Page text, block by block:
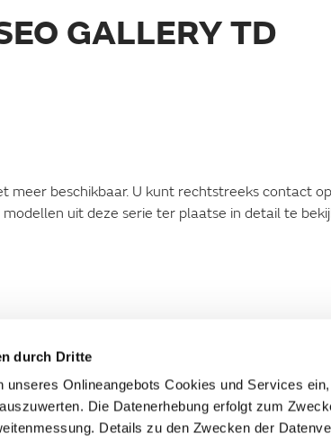
durch Dritte
unseres Onlineangebots Cookies und Services
Die Datenerhebung erfolgt zum
Details zu den Zwecken der
GALLERY TD
meer beschikbaar. U kunt rechtstreeks contact
uit deze serie ter plaatse in detail te